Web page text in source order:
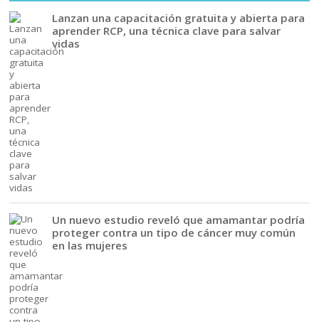
Lanzan una capacitación gratuita y abierta para
aprender RCP, una técnica clave para salvar
vidas
Un nuevo estudio reveló que amamantar podría
proteger contra un tipo de cáncer muy común
en las mujeres